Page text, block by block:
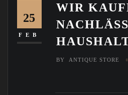
25
FEB
WIR
BY ANTIQUE STORE